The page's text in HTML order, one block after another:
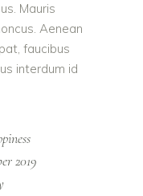
Mauris
Aenean
faucibus
interdum id
2019